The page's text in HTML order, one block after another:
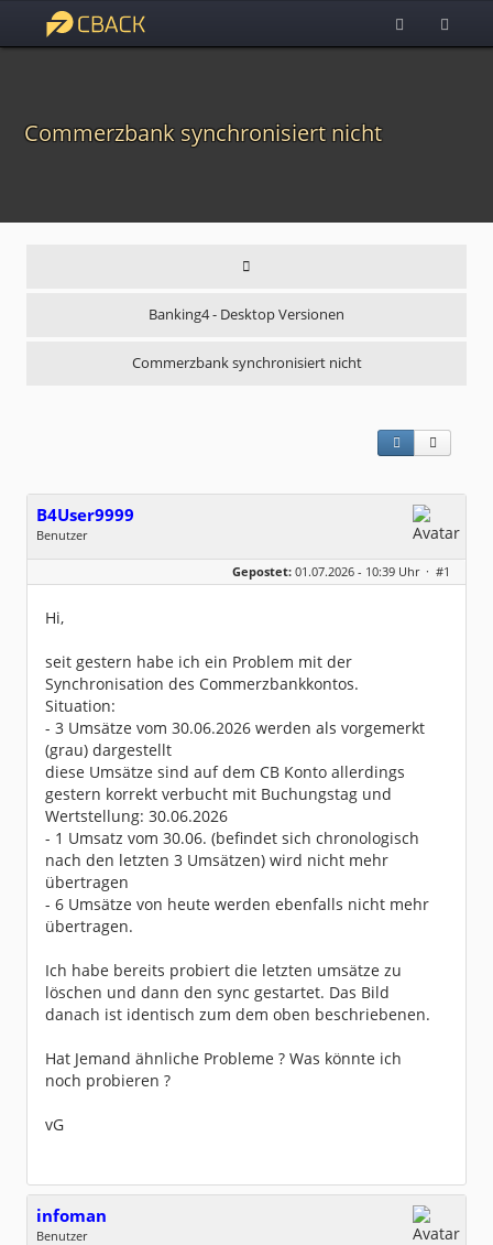
Commerzbank synchronisiert nicht
Banking4 - Desktop Versionen
Commerzbank synchronisiert nicht
B4User9999
Benutzer
Geschlecht:
keine Angabe
Dabei seit:
03 / 2024
Gepostet: 01.07.2026 - 10:39 Uhr · #1
Hi,
seit gestern habe ich ein Problem mit der
Synchronisation des Commerzbankkontos.
Situation:
- 3 Umsätze vom 30.06.2026 werden als vorgemerkt
(grau) dargestellt
diese Umsätze sind auf dem CB Konto allerdings
gestern korrekt verbucht mit Buchungstag und
Wertstellung: 30.06.2026
- 1 Umsatz vom 30.06. (befindet sich chronologisch
nach den letzten 3 Umsätzen) wird nicht mehr
übertragen
- 6 Umsätze von heute werden ebenfalls nicht mehr
übertragen.
Ich habe bereits probiert die letzten umsätze zu
löschen und dann den sync gestartet. Das Bild
danach ist identisch zum dem oben beschriebenen.
Hat Jemand ähnliche Probleme ? Was könnte ich
noch probieren ?
vG
infoman
Benutzer